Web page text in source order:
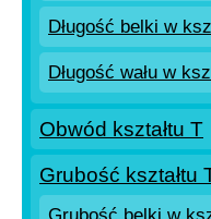
Długość belki w
Długość wału w
Obwód kształtu T
Grubość kształtu